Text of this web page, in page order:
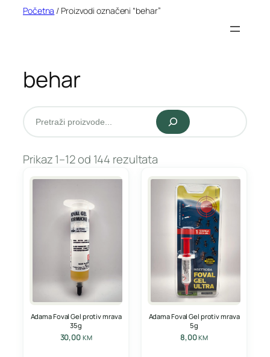
Početna / Proizvodi označeni “behar”
behar
Pretraži
Prikaz 1–12 od 144 rezultata
Adama Foval Gel protiv mrava
35g
30,00 KM
Adama Foval Gel protiv mrava
5g
8,00KM